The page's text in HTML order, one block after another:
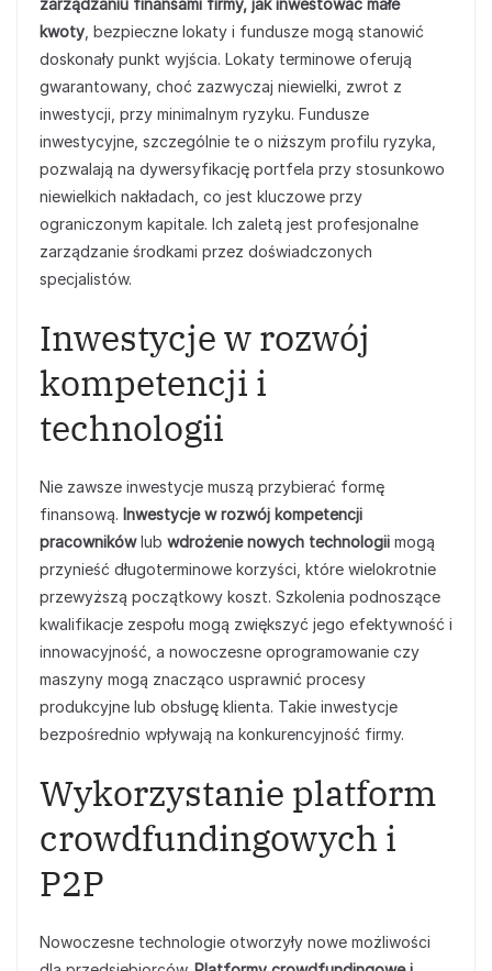
zarządzaniu finansami firmy, jak inwestować małe
kwoty , bezpieczne lokaty i fundusze mogą stanowić
doskonały punkt wyjścia. Lokaty terminowe oferują
gwarantowany, choć zazwyczaj niewielki, zwrot z
inwestycji, przy minimalnym ryzyku. Fundusze
inwestycyjne, szczególnie te o niższym profilu ryzyka,
pozwalają na dywersyfikację portfela przy stosunkowo
niewielkich nakładach, co jest kluczowe przy
ograniczonym kapitale. Ich zaletą jest profesjonalne
zarządzanie środkami przez doświadczonych
specjalistów.
Inwestycje w rozwój
kompetencji i
technologii
Nie zawsze inwestycje muszą przybierać formę
finansową. Inwestycje w rozwój kompetencji
pracownikówlub wdrożenie nowych technologii mogą
przynieść długoterminowe korzyści, które wielokrotnie
przewyższą początkowy koszt. Szkolenia podnoszące
kwalifikacje zespołu mogą zwiększyć jego efektywność i
innowacyjność, a nowoczesne oprogramowanie czy
maszyny mogą znacząco usprawnić procesy
produkcyjne lub obsługę klienta. Takie inwestycje
bezpośrednio wpływają na konkurencyjność firmy.
Wykorzystanie platform
crowdfundingowych i
P2P
Nowoczesne technologie otworzyły nowe możliwości